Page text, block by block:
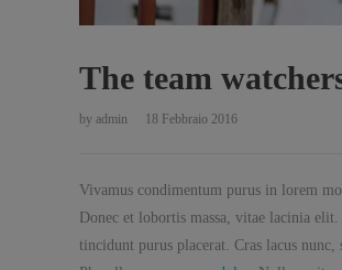
The team
by admin 18 Febbraio 2016
Vivamus condimentum purus in lorem
Donec et lobortis massa, vitae lacinia
tincidunt purus placerat. Cras lacus nunc,